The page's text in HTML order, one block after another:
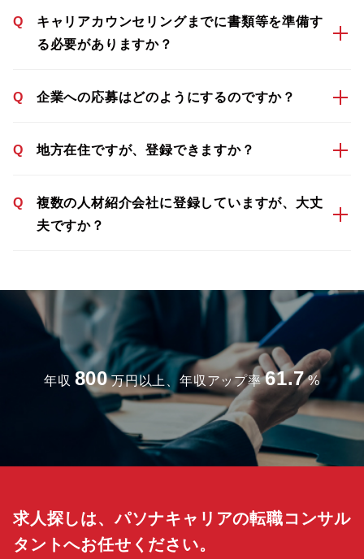
Q
キャリアカウンセリングまでに書類等を準備す
る必要がありますか？
Q 企業への応募はどのようにするのですか？
Q 地方在住ですが、登録できますか？
Q
複数の人材紹介会社に登録していますが、大丈
夫ですか？
年収 800 万円以上、年収アップ率 61.7 %
求人探しは、パソナキャリアの転職コンサル
タントへお任せください。